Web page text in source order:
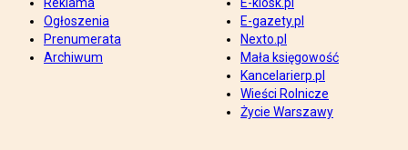
Ogłoszenia
Prenumerata
Archiwum
E-gazety.pl
Nexto.pl
Mała księgowość
Kancelarierp.pl
Wieści Rolnicze
Życie Warszawy